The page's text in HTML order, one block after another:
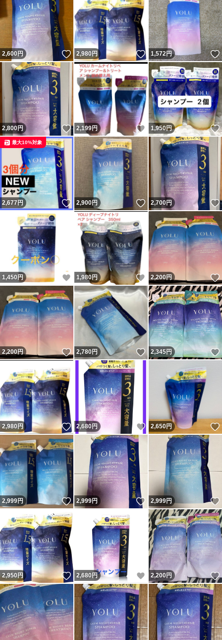
2,600 円 いいね！
2,980 円 いいね！
1,572円
2,800円 いいね！
2,199円 いいね！
1,950円
2,677円 いいね！
最大10%対象
2,900円 いいね！
2,700円
1,450 円 いいね！
1,980円 いいね！
2,200円
2,200円 いいね！
2,780円 いいね！
2,345円
2,980 円 いいね！
2,680円 いいね！
2,650円
2,999円 いいね！
2,999円 いいね！
2,999円
2,950 円 いいね！
2,680 円 いいね！
2,200円